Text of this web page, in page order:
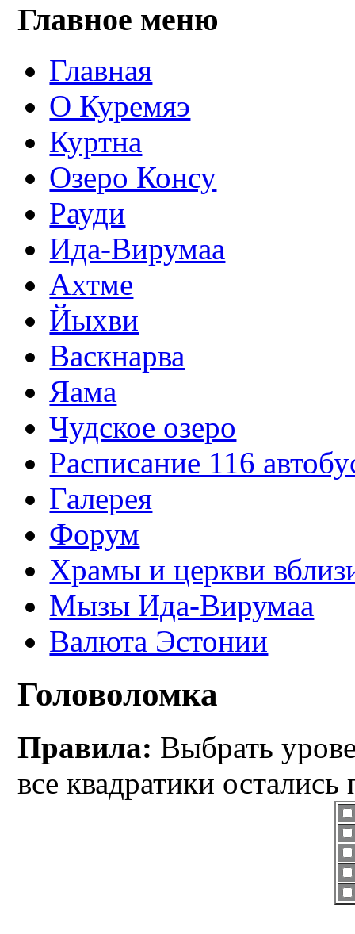
Главное меню
Главная
О Куремяэ
Куртна
Озеро Консу
Рауди
Ида-Вирумаа
Ахтме
Йыхви
Васкнарва
Яама
Чудское озеро
Расписание 116
Галерея
Форум
Храмы и церкви
Мызы Ида-Вирумаа
Валюта Эстонии
Головоломка
Правила: Выбрать
все квадратики